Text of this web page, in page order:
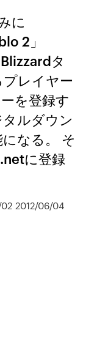
に
2」
タ
レイヤー
を登録す
ルダウン
なる。 そ
に登録
2012/06/04